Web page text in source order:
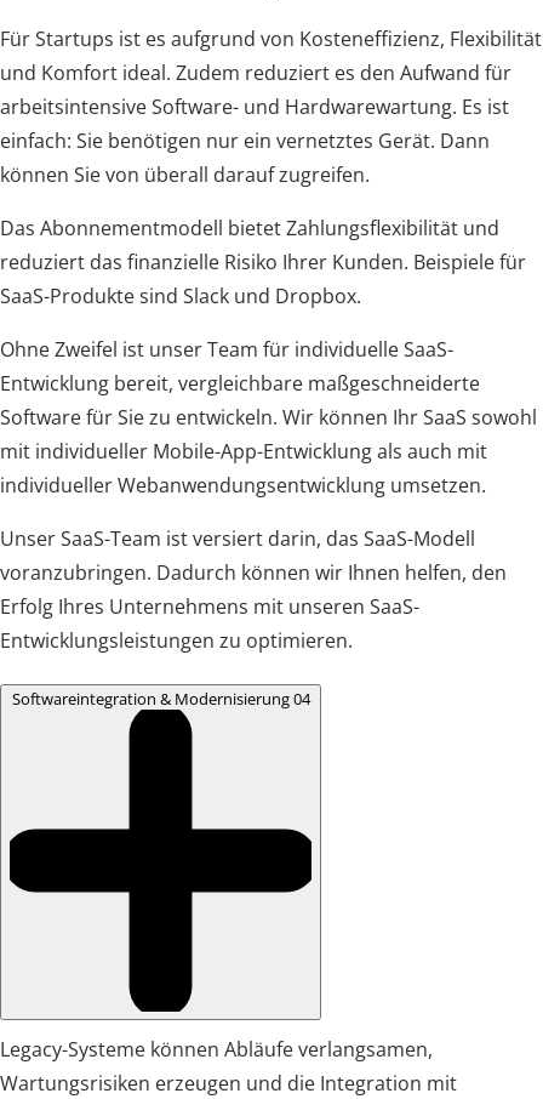
Für Startups ist es aufgrund von Kosteneffizienz, Flexibilität
und Komfort ideal. Zudem reduziert es den Aufwand für
arbeitsintensive Software- und Hardwarewartung. Es ist
einfach: Sie benötigen nur ein vernetztes Gerät. Dann
können Sie von überall darauf zugreifen.
Das Abonnementmodell bietet Zahlungsflexibilität und
reduziert das finanzielle Risiko Ihrer Kunden. Beispiele für
SaaS-Produkte sind Slack und Dropbox.
Ohne Zweifel ist unser Team für individuelle SaaS-
Entwicklung bereit, vergleichbare maßgeschneiderte
Software für Sie zu entwickeln. Wir können Ihr SaaS sowohl
mit individueller Mobile-App-Entwicklung als auch mit
individueller Webanwendungsentwicklung umsetzen.
Unser SaaS-Team ist versiert darin, das SaaS-Modell
voranzubringen. Dadurch können wir Ihnen helfen, den
Erfolg Ihres Unternehmens mit unseren SaaS-
Entwicklungsleistungen zu optimieren.
Softwareintegration & Modernisierung04
Legacy-Systeme können Abläufe verlangsamen,
Wartungsrisiken erzeugen und die Integration mit